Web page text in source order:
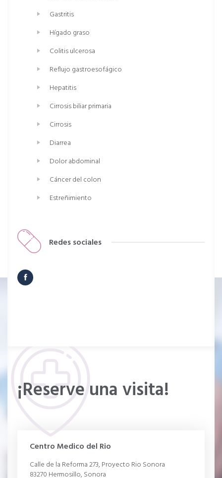
Gastritis
Hígado graso
Colitis ulcerosa
Reflujo gastroesofágico
Hepatitis
Cirrosis biliar primaria
Cirrosis
Diarrea
Dolor abdominal
Cáncer del colon
Estreñimiento
Redes sociales
¡Reserve una visita!
Centro Medico del Rio
Calle de la Reforma 273, Proyecto Rio Sonora
83270 Hermosillo, Sonora